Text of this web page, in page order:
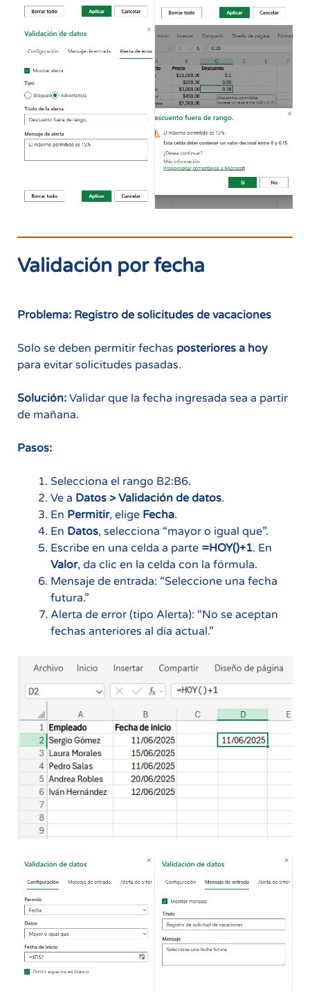
Validación por fecha
Problema: Registro de solicitudes de vacaciones
Solo se deben permitir fechas posteriores a hoy
para evitar solicitudes pasadas.
Solución: Validar que la fecha ingresada sea a partir
de mañana.
Pasos:
Selecciona el rango B2:B6.
Ve a Datos > Validación de datos.
En Permitir, elige Fecha.
En Datos, selecciona “mayor o igual que”.
Escribe en una celda a parte =HOY()+1. En
Valor, da clic en la celda con la fórmula.
Mensaje de entrada: “Seleccione una fecha
futura.”
Alerta de error (tipo Alerta): “No se aceptan
fechas anteriores al día actual.”